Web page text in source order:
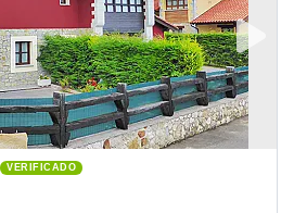
VERIFICADO